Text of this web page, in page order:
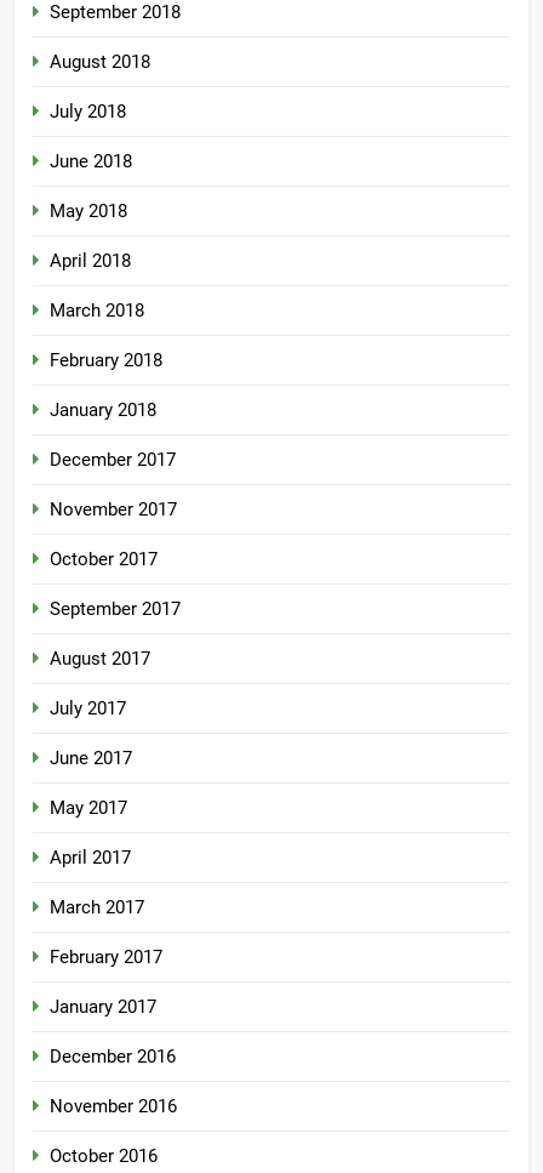
September 2018
August 2018
July 2018
June 2018
May 2018
April 2018
March 2018
February 2018
January 2018
December 2017
November 2017
October 2017
September 2017
August 2017
July 2017
June 2017
May 2017
April 2017
March 2017
February 2017
January 2017
December 2016
November 2016
October 2016